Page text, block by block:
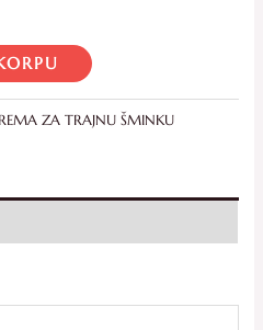
ZA TRAJNU ŠMINKU